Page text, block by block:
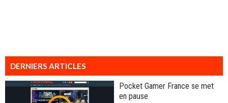
DERNIERS ARTICLES
Pocket Gamer France se met
en pause